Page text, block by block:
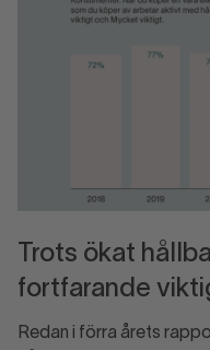
Trots ökat
fortfarande
Redan i förra årets